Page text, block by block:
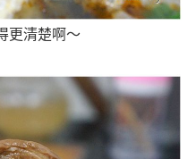
更清楚啊～